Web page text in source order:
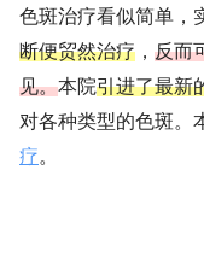
色斑治疗看似简单，
断便贸然治疗 ， 反而
见。本院引进了最新
对各种类型的色斑。
疗。